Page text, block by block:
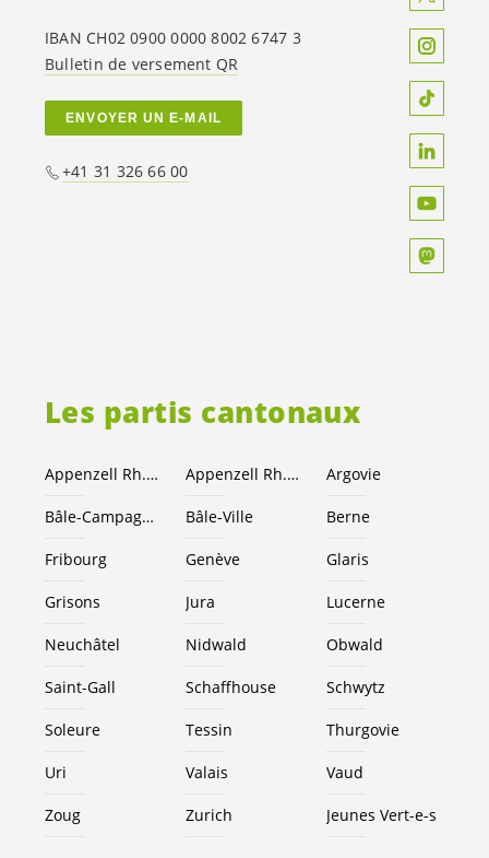
Les partis cantonaux
Appenzell Rh.-Ext. Appenzell Rh.-I. Argovie
Bâle-Campagne Bâle-Ville Berne
Fribourg Genève Glaris
Grisons Jura Lucerne
Neuchâtel Nidwald Obwald
Saint-Gall Schaffhouse Schwytz
Soleure Tessin Thurgovie
Uri Valais Vaud
Zoug Zurich Jeunes Vert-e-s
IBAN CH02 0900 0000 8002 6747 3
Bulletin de versement QR
ENVOYER UN E-MAIL
+41 31 326 66 00